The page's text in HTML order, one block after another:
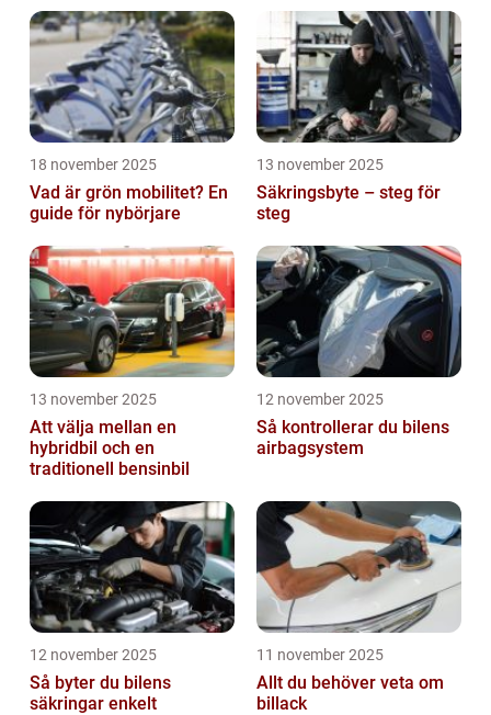
18 november 2025
Vad är grön mobilitet? En
guide för nybörjare
13 november 2025
Säkringsbyte – steg för
steg
13 november 2025
Att välja mellan en
hybridbil och en
traditionell bensinbil
12 november 2025
Så kontrollerar du bilens
airbagsystem
12 november 2025
Så byter du bilens
säkringar enkelt
11 november 2025
Allt du behöver veta om
billack